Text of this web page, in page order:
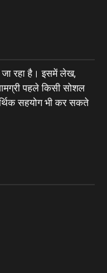
जा रहा है। इसमें लेख,
पहले किसी सोशल
सहयोग भी कर सकते